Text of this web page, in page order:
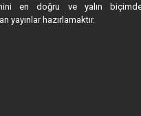
en doğru ve yalın
yayınlar hazırlamaktır.